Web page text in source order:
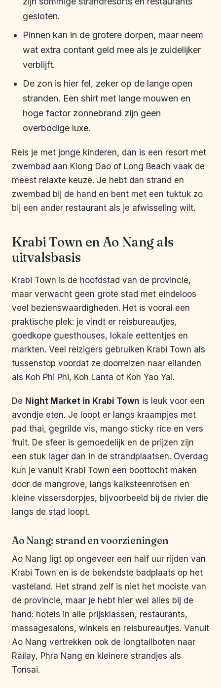
gesloten.
Pinnen kan in de grotere dorpen, maar neem
wat extra contant geld mee als je zuidelijker
verblijft.
De zon is hier fel, zeker op de lange open
stranden. Een shirt met lange mouwen en
hoge factor zonnebrand zijn geen
overbodige luxe.
Reis je met jonge kinderen, dan is een resort met
zwembad aan Klong Dao of Long Beach vaak de
meest relaxte keuze. Je hebt dan strand en
zwembad bij de hand en bent met een tuktuk zo
bij een ander restaurant als je afwisseling wilt.
Krabi Town en Ao Nang als
uitvalsbasis
Krabi Town is de hoofdstad van de provincie,
maar verwacht geen grote stad met eindeloos
veel bezienswaardigheden. Het is vooral een
praktische plek: je vindt er reisbureautjes,
goedkope guesthouses, lokale eettentjes en
markten. Veel reizigers gebruiken Krabi Town als
tussenstop voordat ze doorreizen naar eilanden
als Koh Phi Phi, Koh Lanta of Koh Yao Yai.
De Night Market in Krabi Town is leuk voor een
avondje eten. Je loopt er langs kraampjes met
pad thai, gegrilde vis, mango sticky rice en vers
fruit. De sfeer is gemoedelijk en de prijzen zijn
een stuk lager dan in de strandplaatsen. Overdag
kun je vanuit Krabi Town een boottocht maken
door de mangrove, langs kalksteenrotsen en
kleine vissersdorpjes, bijvoorbeeld bij de rivier die
langs de stad loopt.
Ao Nang: strand en voorzieningen
Ao Nang ligt op ongeveer een half uur rijden van
Krabi Town en is de bekendste badplaats op het
vasteland. Het strand zelf is niet het mooiste van
de provincie, maar je hebt hier wel alles bij de
hand: hotels in alle prijsklassen, restaurants,
massagesalons, winkels en reisbureautjes. Vanuit
Ao Nang vertrekken ook de longtailboten naar
Railay, Phra Nang en kleinere strandjes als
Tonsai.